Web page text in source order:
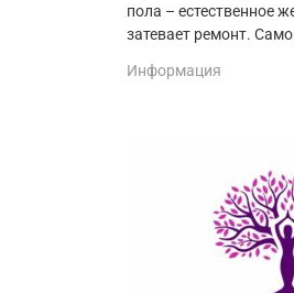
пола – естественное
затевает ремонт.
Информация